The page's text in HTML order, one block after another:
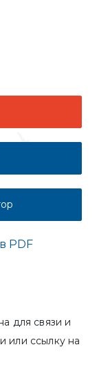
PDF
для связи и
или ссылку на